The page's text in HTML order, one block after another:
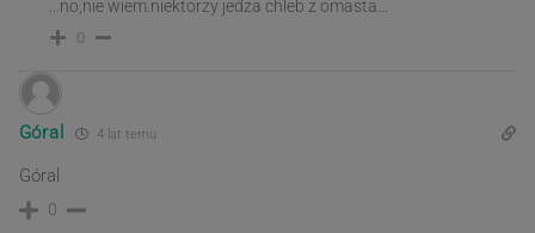
…no,nie wiem.niektorzy jedza chleb z omasta…
0
Góral 4 lat temu
Góral
0